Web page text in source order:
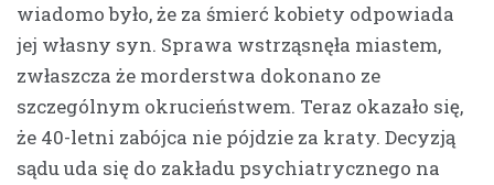
wiadomo było, że za śmierć kobiety odpowiada
jej własny syn. Sprawa wstrząsnęła miastem,
zwłaszcza że morderstwa dokonano ze
szczególnym okrucieństwem. Teraz okazało się,
że 40-letni zabójca nie pójdzie za kraty. Decyzją
sądu uda się do zakładu psychiatrycznego na